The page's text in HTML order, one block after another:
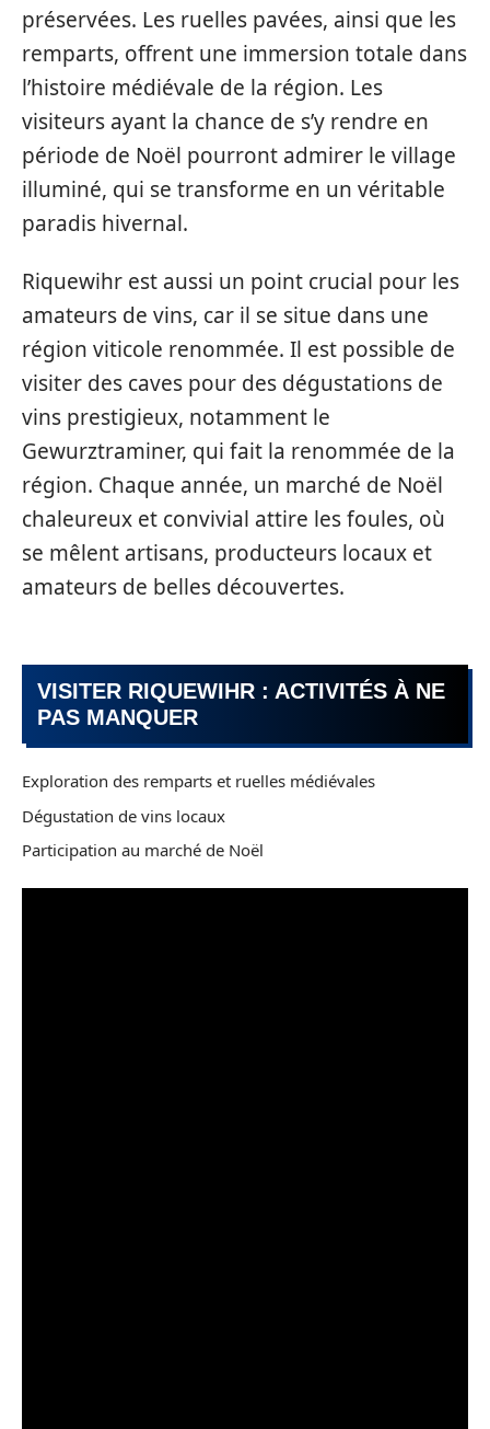
préservées. Les ruelles pavées, ainsi que les
remparts, offrent une immersion totale dans
l’histoire médiévale de la région. Les
visiteurs ayant la chance de s’y rendre en
période de Noël pourront admirer le village
illuminé, qui se transforme en un véritable
paradis hivernal.
Riquewihr est aussi un point crucial pour les
amateurs de vins, car il se situe dans une
région viticole renommée. Il est possible de
visiter des caves pour des dégustations de
vins prestigieux, notamment le
Gewurztraminer, qui fait la renommée de la
région. Chaque année, un marché de Noël
chaleureux et convivial attire les foules, où
se mêlent artisans, producteurs locaux et
amateurs de belles découvertes.
VISITER RIQUEWIHR : ACTIVITÉS À NE
PAS MANQUER
Exploration des remparts et ruelles médiévales
Dégustation de vins locaux
Participation au marché de Noël